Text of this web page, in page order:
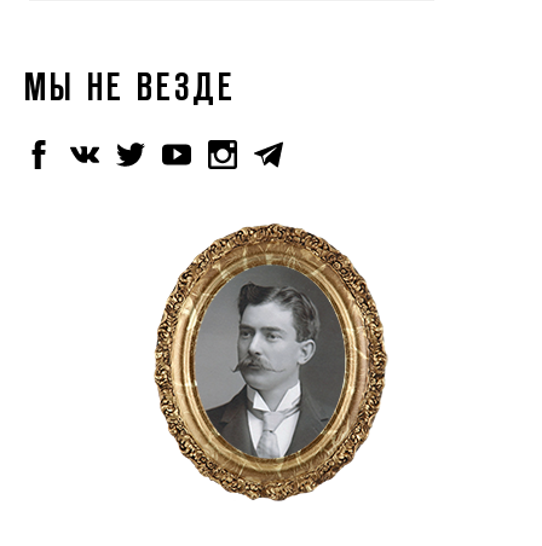
МЫ НЕ ВЕЗДЕ